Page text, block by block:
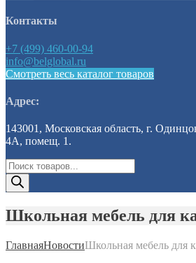
Контакты
+7 (499) 460-00-94
info@belglobal.ru
Смотреть весь каталог товаров
Адрес:
143001, Московская область, г.
4А, помещ. 1.
Поиск
товаров
Школьная мебель для
ГлавнаяНовостиШкольная мебель для